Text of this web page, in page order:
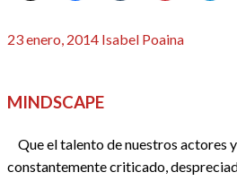
Publicado
23 enero, 2014 Isabel Poaina
MINDSCAPE
Que el talento de nuestros actores
constantemente criticado,